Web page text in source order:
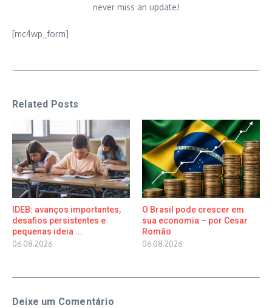
never miss an update!
[mc4wp_form]
Related Posts
IDEB: avanços importantes,
desafios persistentes e
pequenas ideia ...
06.08.2026
O Brasil pode crescer em
sua economia – por Cesar
Romão
06.08.2026
Deixe um Comentário